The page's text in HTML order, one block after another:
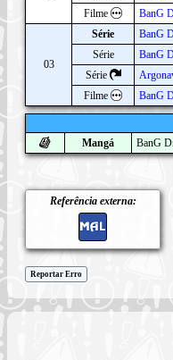
Filme
BanG
03
Série BanG
Série
BanG
Série
Filme
BanG
Mangá
BanG
Referência externa:
Reportar Erro